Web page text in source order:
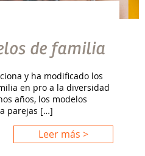
de familia
y ha modificado los
en pro a la diversidad
años, los modelos
parejas […]
Leer más >